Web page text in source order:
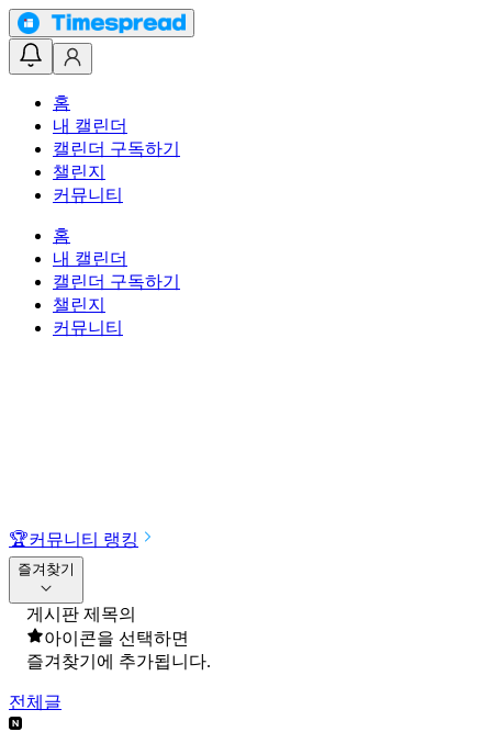
홈
내 캘린더
캘린더 구독하기
챌린지
커뮤니티
홈
내 캘린더
캘린더 구독하기
챌린지
커뮤니티
🏆커뮤니티 랭킹
즐겨찾기
게시판 제목의
아이콘을 선택하면
즐겨찾기에 추가됩니다.
전체글